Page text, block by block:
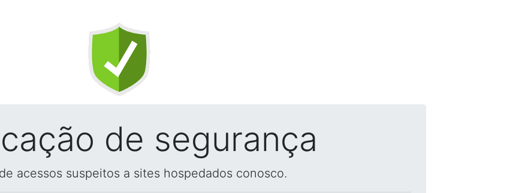
de segurança
acessos suspeitos a sites hospedados conosco.